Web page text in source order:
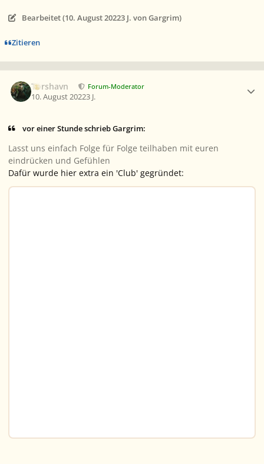
Bearbeitet (10. August 20223 J. von Gargrim)
Zitieren
Torshavn Forum-Moderator
10. August 20223 J.
vor einer Stunde schrieb Gargrim:
Lasst uns einfach Folge für Folge teilhaben mit euren
eindrücken und Gefühlen
Dafür wurde hier extra ein 'Club' gegründet: